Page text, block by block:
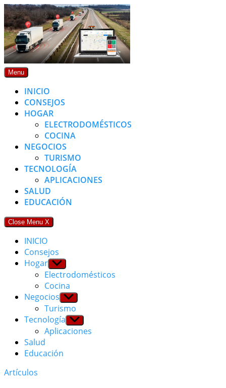
Skip
to
content
Menu
INICIO
CONSEJOS
HOGAR
ELECTRODOMÉSTICOS
COCINA
NEGOCIOS
TURISMO
TECNOLOGÍA
APLICACIONES
SALUD
EDUCACIÓN
Close Menu X
INICIO
Consejos
Hogar Show
sub
menu
Electrodomésticos
Cocina
Negocios Show
sub
menu
Turismo
Tecnología Show
sub
menu
Aplicaciones
Salud
Educación
Artículos